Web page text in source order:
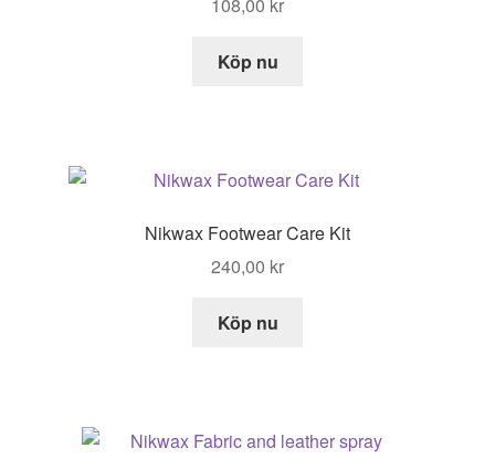
108,00 kr
Köp nu
Nikwax Footwear Care Kit
240,00 kr
Köp nu